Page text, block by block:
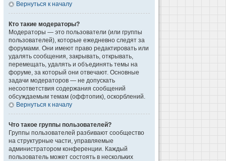
Вернуться к началу
Кто такие модераторы?
Модераторы — это пользователи (или группы
пользователей), которые ежедневно следят за
форумами. Они имеют право редактировать или
удалять сообщения, закрывать, открывать,
перемещать, удалять и объединять темы на
форуме, за который они отвечают. Основные
задачи модераторов — не допускать
несоответствия содержания сообщений
обсуждаемым темам (оффтопик), оскорблений.
Вернуться к началу
Что такое группы пользователей?
Группы пользователей разбивают сообщество
на структурные части, управляемые
администратором конференции. Каждый
пользователь может состоять в нескольких